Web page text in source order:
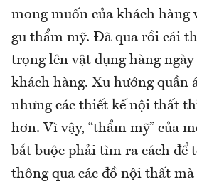
mong muốn của khách hàng
gu thẩm mỹ. Đã qua rồi cái
trọng lên vật dụng hàng
khách hàng. Xu hướng quần
nhưng các thiết kế nội thất
hơn. Vì vậy, “thẩm mỹ” của
bắt buộc phải tìm ra cách để
thông qua các đồ nội thất